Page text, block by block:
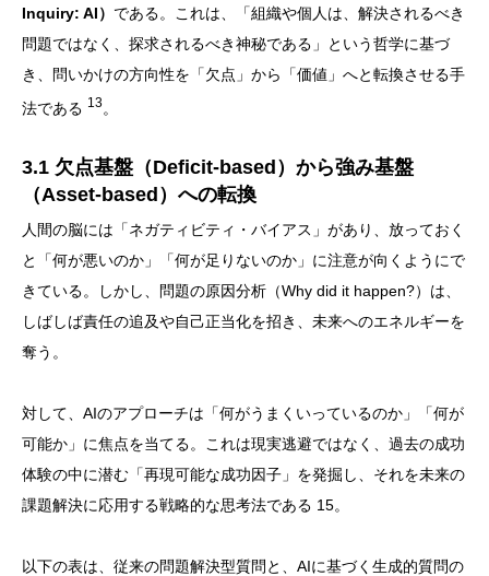
Inquiry: AI） である。これは、「組織や個人は、解決されるべき
問題ではなく、探求されるべき神秘である」という哲学に基づ
き、問いかけの方向性を「欠点」から「価値」へと転換させる手
法である 13。
3.1 欠点基盤（Deficit-based）から強み基盤
（Asset-based）への転換
人間の脳には「ネガティビティ・バイアス」があり、放っておく
と「何が悪いのか」「何が足りないのか」に注意が向くようにで
きている。しかし、問題の原因分析（Why did it happen?）は、
しばしば責任の追及や自己正当化を招き、未来へのエネルギーを
奪う。
対して、AIのアプローチは「何がうまくいっているのか」「何が
可能か」に焦点を当てる。これは現実逃避ではなく、過去の成功
体験の中に潜む「再現可能な成功因子」を発掘し、それを未来の
課題解決に応用する戦略的な思考法である 15。
以下の表は、従来の問題解決型質問と、AIに基づく生成的質問の